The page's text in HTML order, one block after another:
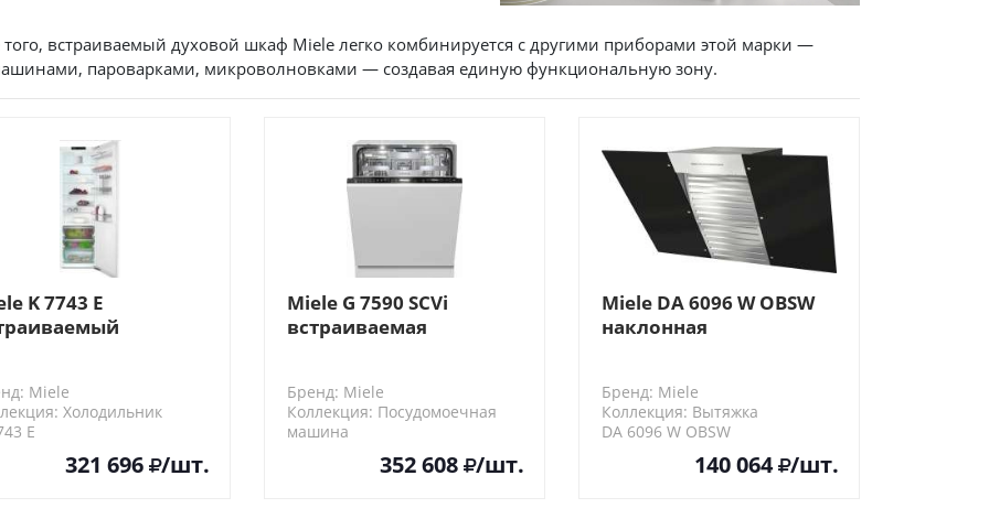
встраиваемый духовой шкаф Miele легко комбинируется с другими приборами этой марки —
пароварками, микроволновками — создавая единую функциональную зону.
K 7743 E
Miele
Холодильник
E
321 696 /шт.
Miele G 7590 SCVi
встраиваемая
Бренд: Miele
Коллекция: Посудомоечная
машина
352 608 /шт.
Miele DA 6096 W OBSW
наклонная
Бренд: Miele
Коллекция: Вытяжка
DA 6096 W OBSW
140 064 /шт.